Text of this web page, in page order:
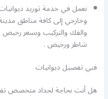
نعمل في خدمة توريد
وخارجي إلى كافة مناطق
والفك والتركيب وبسعر
شاطر ورخيص .
فني تفصيل ديوانيات
هل أنت بحاجة لحداد متخصص